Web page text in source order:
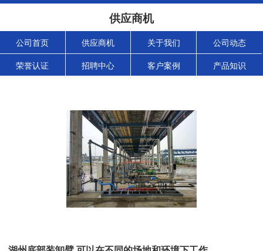
供应商机
公司首页 供应商机 关于我们 公司动态
荣誉认证 招聘中心 客户案例 产品知识